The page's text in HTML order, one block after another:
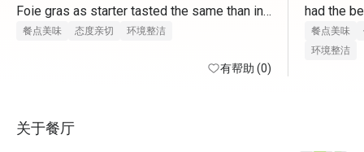
Foie gras as starter tasted the same than in
France. Tiramisu made right after ordering
餐点美味 态度亲切 环境整洁
有帮助 (0)
had the
from the
餐点美味
环境整洁
关于餐厅